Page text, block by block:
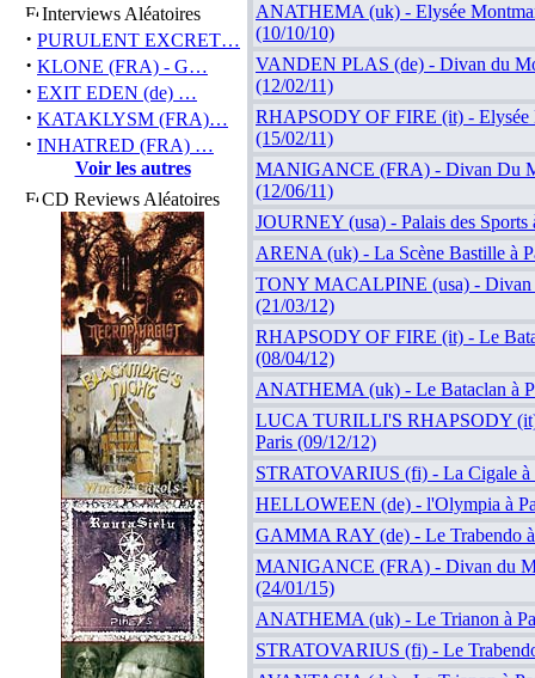
Interviews Aléatoires
· PURULENT EXCRET…
· KLONE (FRA) - G…
· EXIT EDEN (de) …
· KATAKLYSM (FRA)…
· INHATRED (FRA) …
Voir les autres
CD Reviews Aléatoires
ANATHEMA (uk) - Elysée
(10/10/10)
VANDEN PLAS (de) - Divan du
(12/02/11)
RHAPSODY OF FIRE (it) - Elysée
(15/02/11)
MANIGANCE (FRA) - Divan Du
(12/06/11)
JOURNEY (usa) - Palais des Sports
ARENA (uk) - La Scène Bastille à
TONY MACALPINE (usa) - Divan
(21/03/12)
RHAPSODY OF FIRE (it) - Le
(08/04/12)
ANATHEMA (uk) - Le Bataclan à
LUCA TURILLI'S RHAPSODY (it)
Paris (09/12/12)
STRATOVARIUS (fi) - La Cigale à
HELLOWEEN (de) - l'Olympia à
GAMMA RAY (de) - Le Trabendo
MANIGANCE (FRA) - Divan du
(24/01/15)
ANATHEMA (uk) - Le Trianon à
STRATOVARIUS (fi) - Le